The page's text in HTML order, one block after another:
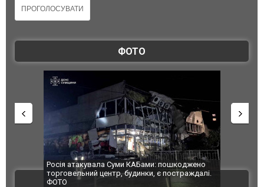
ФОТО
Росія атакувала Суми КАБами: пошкоджено
торговельний центр, будинки, є постраждалі.
ФОТО
під час
ВІДЕО